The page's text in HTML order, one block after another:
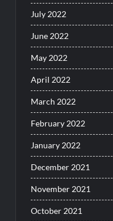
July 2022
June 2022
May 2022
April 2022
March 2022
February 2022
January 2022
December 2021
November 2021
October 2021